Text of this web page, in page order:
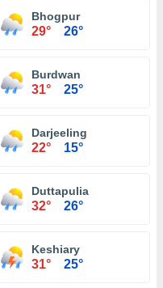
Bhogpur
29° 26°
Burdwan
31° 25°
Darjeeling
22° 15°
Duttapulia
32° 26°
Keshiary
31° 25°